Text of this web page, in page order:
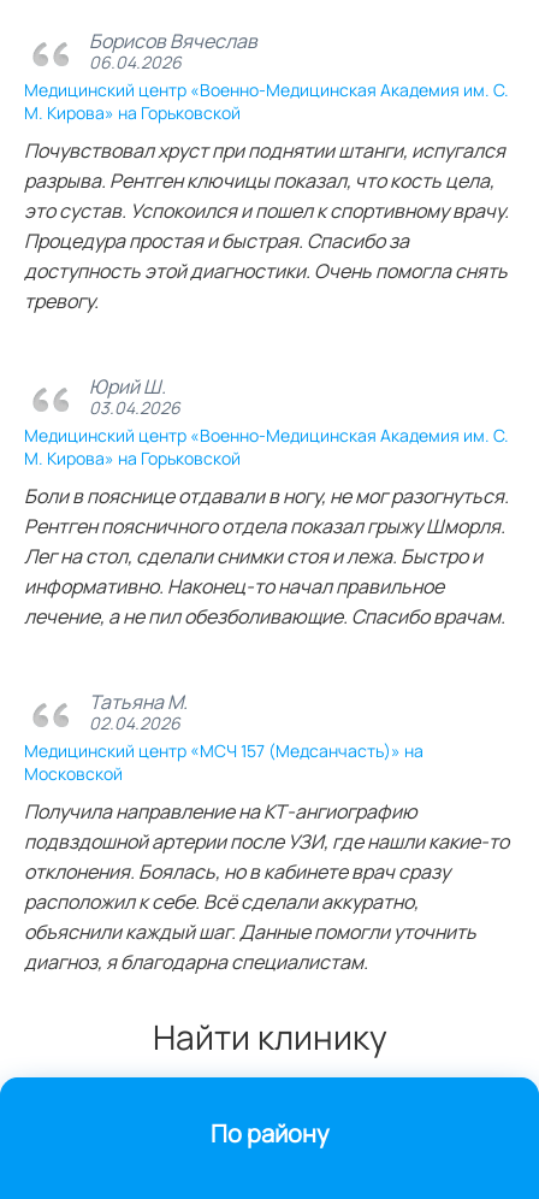
Борисов Вячеслав
06.04.2026
Медицинский центр «Военно-Медицинская Академия им. С.
М. Кирова» на Горьковской
Почувствовал хруст при поднятии штанги, испугался
разрыва. Рентген ключицы показал, что кость цела,
это сустав. Успокоился и пошел к спортивному врачу.
Процедура простая и быстрая. Спасибо за
доступность этой диагностики. Очень помогла снять
тревогу.
Юрий Ш.
03.04.2026
Медицинский центр «Военно-Медицинская Академия им. С.
М. Кирова» на Горьковской
Боли в пояснице отдавали в ногу, не мог разогнуться.
Рентген поясничного отдела показал грыжу Шморля.
Лег на стол, сделали снимки стоя и лежа. Быстро и
информативно. Наконец-то начал правильное
лечение, а не пил обезболивающие. Спасибо врачам.
Татьяна М.
02.04.2026
Медицинский центр «МСЧ 157 (Медсанчасть)» на
Московской
Получила направление на КТ‑ангиографию
подвздошной артерии после УЗИ, где нашли какие‑то
отклонения. Боялась, но в кабинете врач сразу
расположил к себе. Всё сделали аккуратно,
объяснили каждый шаг. Данные помогли уточнить
диагноз, я благодарна специалистам.
Найти клинику
По району